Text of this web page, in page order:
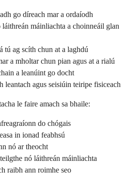
go díreach mar a ordaíodh
máinliachta a choinneáil glan
tú ag scíth chun at a laghdú
a mholtar chun pian agus at a rialú
a leanúint go docht
leantach agus seisiúin teiripe fisiceach
le faire amach sa bhaile:
do chógais
in ionad feabhsú
nó ar theocht
nó láithreán máinliachta
raibh ann roimhe seo